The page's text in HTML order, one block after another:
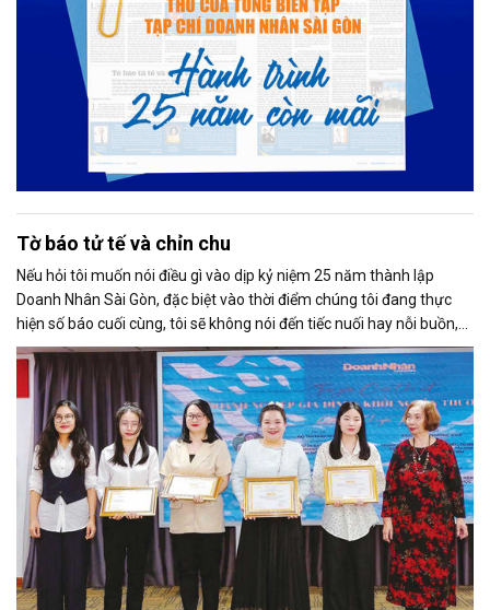
Tờ báo tử tế và chỉn chu
Nếu hỏi tôi muốn nói điều gì vào dịp kỷ niệm 25 năm thành lập
Doanh Nhân Sài Gòn, đặc biệt vào thời điểm chúng tôi đang thực
hiện số báo cuối cùng, tôi sẽ không nói đến tiếc nuối hay nỗi buồn,
thay vào đó là niềm tự hào. Bởi khi nghĩ về Doanh Nhân Sài Gòn, tôi
luôn nghĩ đó là một tờ báo “tử tế, chỉn chu”. Những điều tưởng như
rất bình thường ấy đã nuôi dưỡng tôi suốt 25 năm làm nghề. Và có
lẽ sẽ còn theo tôi đến hết cuộc đời cầm bút.